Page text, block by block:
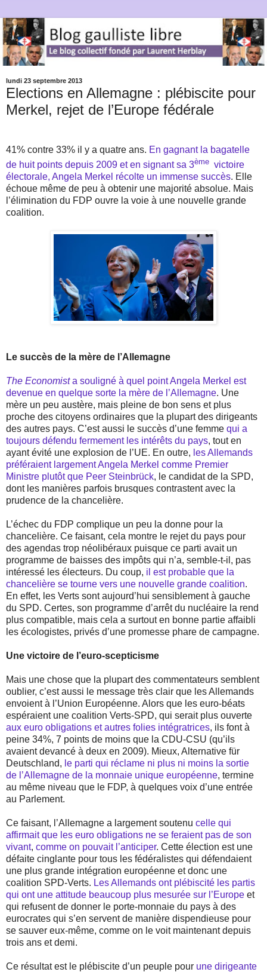
lundi 23 septembre 2013
Elections en Allemagne : plébiscite pour
Merkel, rejet de l’Europe fédérale
41% contre 33% il y a quatre ans. En gagnant la bagatelle
de huit points depuis 2009 et en signant sa 3ème victoire
électorale, Angela Merkel récolte un immense succès. Elle
échoue même de peu à obtenir une majorité absolue. Mais
l’élimination du FDP ouvre la voie à une nouvelle grande
coalition.
Le succès de la mère de l’Allemagne
The Economista souligné à quel point Angela Merkel est
devenue en quelque sorte la mère de l’Allemagne. Une
mère un peu austère, mais pleine de bon sens et plus
proche des citoyens ordinaires que la plupart des dirigeants
des autres pays. C’est aussi le succès d’une femme qui a
toujours défendu fermement les intérêts du pays, tout en
ayant évité une explosion de l’UE. En outre, les Allemands
préféraient largement Angela Merkel comme Premier
Ministre plutôt que Peer Steinbrück, le candidat de la SPD,
dont les manières parfois brusques contrastent avec la
prudence de la chancelière.
L’échec du FDP complique un peu la donne pour la
chancelière. Ce faisant, cela montre le rejet du pays pour
des agendas trop néolibéraux puisque ce parti avait un
programme de baisses des impôts qui n’a, semble-t-il, pas
intéressé les électeurs. Du coup, il est probable que la
chancelière se tourne vers une nouvelle grande coalition.
En effet, les Verts sont aujourd’hui sensiblement à gauche
du SPD. Certes, son programme d’arrêt du nucléaire la rend
plus compatible, mais cela a surtout en bonne partie affaibli
les écologistes, privés d’une promesse phare de campagne.
Une victoire de l’euro-scepticisme
Mais une chose que la plupart des commentateurs semblent
oublier, c’est aussi le message très clair que les Allemands
envoient à l’Union Européenne. Alors que les euro-béats
espéraient une coalition Verts-SPD, qui serait plus ouverte
aux euro obligations et autres folies intégratrices, ils font à
peine 34%, 7 points de moins que la CDU-CSU (qu’ils
avaient devancé à deux en 2009). Mieux, Alternative für
Deutschland, le parti qui réclame ni plus ni moins la sortie
de l’Allemagne de la monnaie unique européenne, termine
au même niveau que le FDP, à quelques voix d’une entrée
au Parlement.
Ce faisant, l’Allemagne a largement soutenu celle qui
affirmait que les euro obligations ne se feraient pas de son
vivant, comme on pouvait l’anticiper. Cette élection est une
défaite cinglante pour tous les fédéralistes qui défendaient
une plus grande intégration européenne et donc une
coalition SPD-Verts. Les Allemands ont plébiscité les partis
qui ont une attitude beaucoup plus mesurée sur l’Europe et
qui refusent de donner le porte-monnaie du pays à des
eurocrates qui s’en servent de manière dispendieuse pour
se sauver eux-même, comme on le voit maintenant depuis
trois ans et demi.
Ce résultat est le plébiscite d’un peuple pour une dirigeante